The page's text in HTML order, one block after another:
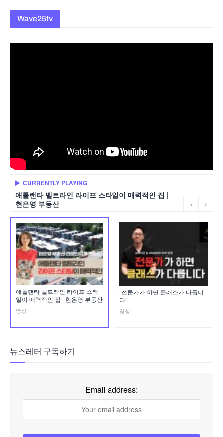
Wave25tv
CURRENTLY PLAYING
애틀랜타 벨트라인 라이프 스타일이 매력적인 집 |
현은영 부동산
애틀랜타 벨트라인 라이프 스타
일이 매력적인 집 | 현은영 부동산
영상
“전문가가 하면 클래스가 다릅니
다”
영상
뉴스레터 구독하기
Email address: